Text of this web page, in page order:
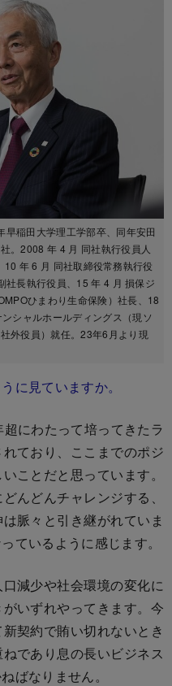
稲田大学理工学部卒、同年安田
。2008 年 4 月 同社執行役員人
年 6 月 同社取締役常務執行役
社長執行役員、15 年 4 月 損保ジ
ひまわり生命保険）社長、18
シャルホールディングス（現ソ
外役員）就任。23年6月より現
見ていますか。
にわたって培ってきたラ
ており、ここまでのポジ
ことだと思っています。
んどんチャレンジする、
脈々と引き継がれていま
ているように感じます。
減少や社会環境の変化に
いずれやってきます。今
契約で賄い切れないとき
であり息の長いビジネス
ばなりません。